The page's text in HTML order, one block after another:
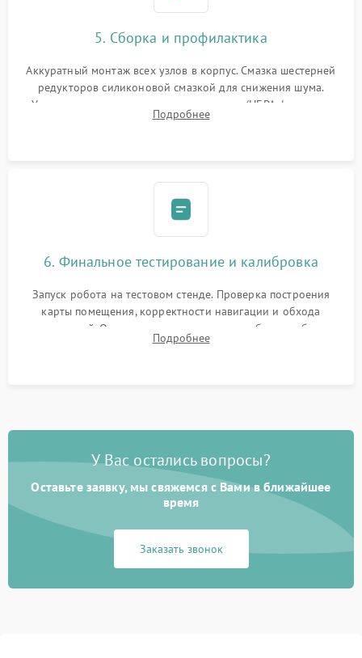
5. Сборка и профилактика
Аккуратный монтаж всех узлов в корпус. Смазка шестерней
редукторов силиконовой смазкой для снижения шума.
Установка новых расходных материалов (HEPA-фильтров,
микрофибры, щеток). Надежная фиксация разъемов и
Подробнее
6. Финальное тестирование и калибровка
Запуск робота на тестовом стенде. Проверка построения
карты помещения, корректности навигации и обхода
препятствий. Оценка силы всасывания и работы турбины.
Тестирование автоматического возврата на док-станцию и
Подробнее
У Вас остались вопросы?
Оставьте заявку, мы свяжемся с Вами в ближайшее
время
Заказать звонок